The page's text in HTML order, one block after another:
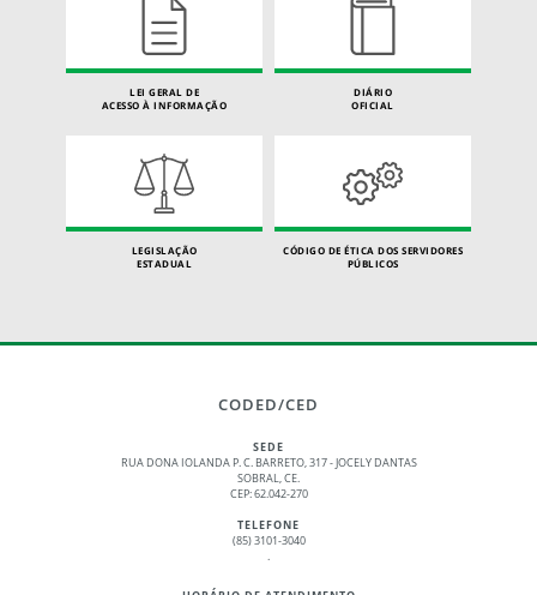
LEI GERAL DE
ACESSO À INFORMAÇÃO
DIÁRIO
OFICIAL
LEGISLAÇÃO
ESTADUAL
CÓDIGO DE ÉTICA DOS SERVIDORES
PÚBLICOS
CODED/CED
SEDE
RUA DONA IOLANDA P. C. BARRETO, 317 - JOCELY DANTAS
SOBRAL, CE.
CEP: 62.042-270
TELEFONE
(85) 3101-3040
.